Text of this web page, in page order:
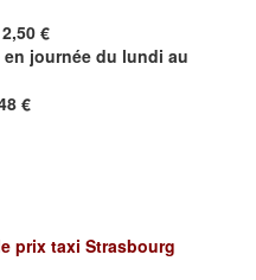
€
journée du lundi au
€
prix taxi Strasbourg